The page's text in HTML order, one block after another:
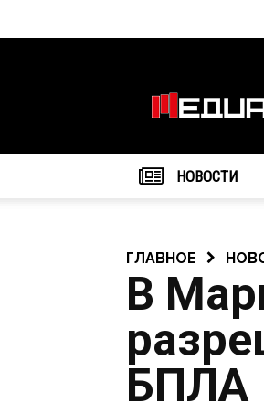
НОВОСТИ
ГЛАВНОЕ
В
БПЛА